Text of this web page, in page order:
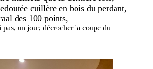
cuillère en bois du perdant,
des 100 points,
pas, un jour, décrocher la coupe du